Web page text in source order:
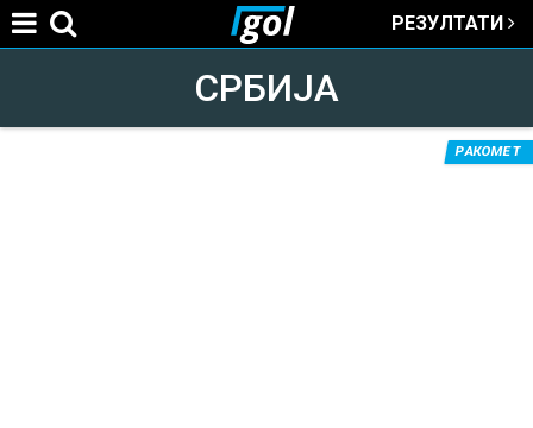
РЕЗУЛТАТИ
СРБИЈА
РАКОМЕТ